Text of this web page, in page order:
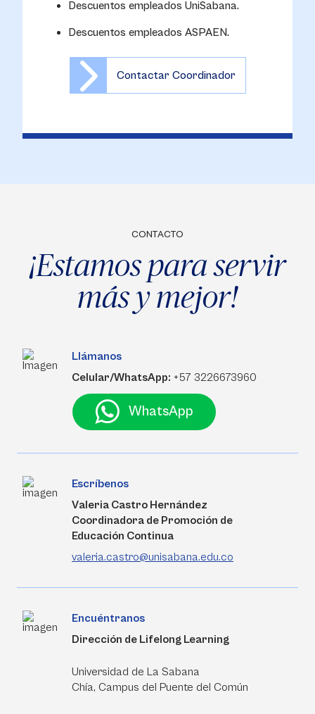
Descuentos empleados UniSabana.
Descuentos empleados ASPAEN.
Contactar Coordinador
CONTACTO
¡Estamos para servir
más y mejor!
Llámanos
Celular/WhatsApp: +57 3226673960
WhatsApp
Escríbenos
Valeria Castro Hernández
Coordinadora de Promoción de
Educación Continua
valeria.castro@unisabana.edu.co
Encuéntranos
Dirección de Lifelong Learning
Universidad de La Sabana
Chía, Campus del Puente del Común